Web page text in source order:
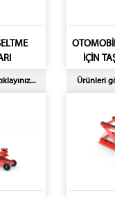
İÇİN
Ürünleri